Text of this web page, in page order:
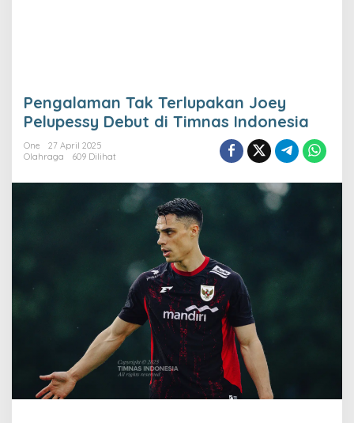
Pengalaman Tak Terlupakan Joey
Pelupessy Debut di Timnas Indonesia
One
27 April 2025
Olahraga
609 Dilihat